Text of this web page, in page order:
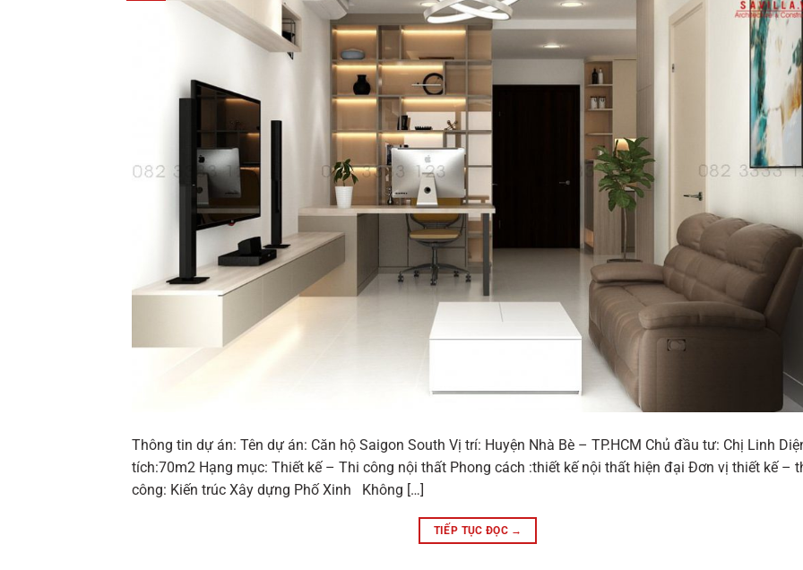
Thông tin dự án: Tên dự án: Căn hộ Saigon South Vị trí: Huyện Nhà Bè – TP.HCM Chủ đầu tư: Chị Linh
tích:70m2 Hạng mục: Thiết kế – Thi công nội thất Phong cách :thiết kế nội thất hiện đại Đơn vị thiết kế –
công: Kiến trúc Xây dựng Phố Xinh Không […]
TIẾP TỤC ĐỌC →